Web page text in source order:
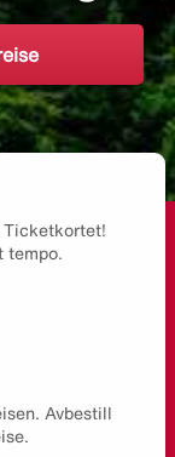
Ticketkortet!
tempo.
Avbestill